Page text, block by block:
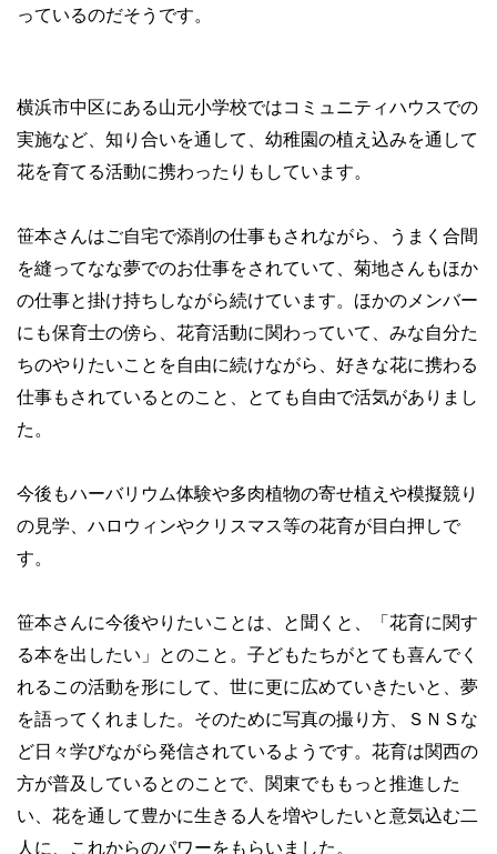
っているのだそうです。
横浜市中区にある山元小学校ではコミュニティハウスでの
実施など、知り合いを通して、幼稚園の植え込みを通して
花を育てる活動に携わったりもしています。
笹本さんはご自宅で添削の仕事もされながら、うまく合間
を縫ってなな夢でのお仕事をされていて、菊地さんもほか
の仕事と掛け持ちしながら続けています。ほかのメンバー
にも保育士の傍ら、花育活動に関わっていて、みな自分た
ちのやりたいことを自由に続けながら、好きな花に携わる
仕事もされているとのこと、とても自由で活気がありまし
た。
今後もハーバリウム体験や多肉植物の寄せ植えや模擬競り
の見学、ハロウィンやクリスマス等の花育が目白押しで
す。
笹本さんに今後やりたいことは、と聞くと、「花育に関す
る本を出したい」とのこと。子どもたちがとても喜んでく
れるこの活動を形にして、世に更に広めていきたいと、夢
を語ってくれました。そのために写真の撮り方、ＳＮＳな
ど日々学びながら発信されているようです。花育は関西の
方が普及しているとのことで、関東でももっと推進した
い、花を通して豊かに生きる人を増やしたいと意気込む二
人に、これからのパワーをもらいました。